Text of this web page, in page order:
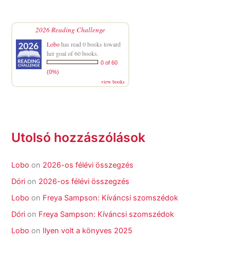
2026 Reading Challenge
Lobohas read 0 books toward
her goal of 60 books.
0 of 60
(0%)
view books
Utolsó hozzászólások
Lobo on 2026-os félévi összegzés
Dóri on 2026-os félévi összegzés
Lobo on Freya Sampson: Kíváncsi szomszédok
Dóri on Freya Sampson: Kíváncsi szomszédok
Lobo on Ilyen volt a könyves 2025